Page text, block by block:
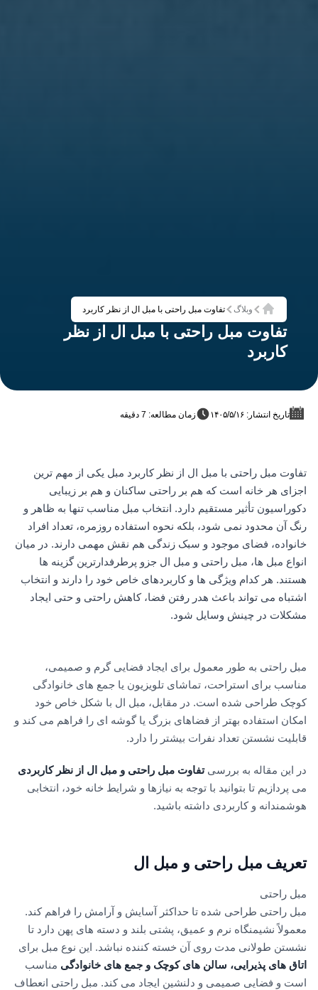
خانه
وبلاگ تفاوت مبل راحتی با مبل ال از نظر کاربرد
تفاوت مبل راحتی با مبل ال از نظر
کاربرد
تاریخ انتشار: ۱۴۰۵/۵/۱۶ زمان مطالعه: 7 دقیقه
تفاوت مبل راحتی با مبل ال از نظر کاربرد مبل یکی از مهم ترین
اجزای هر خانه است که هم بر راحتی ساکنان و هم بر زیبایی
دکوراسیون تأثیر مستقیم دارد. انتخاب مبل مناسب تنها به ظاهر و
رنگ آن محدود نمی شود، بلکه نحوه استفاده روزمره، تعداد افراد
خانواده، فضای موجود و سبک زندگی هم نقش مهمی دارند. در میان
انواع مبل ها، مبل راحتی و مبل ال جزو پرطرفدارترین گزینه ها
هستند. هر کدام ویژگی ها و کاربردهای خاص خود را دارند و انتخاب
اشتباه می تواند باعث هدر رفتن فضا، کاهش راحتی و حتی ایجاد
مشکلات در چینش وسایل شود.
مبل راحتی به طور معمول برای ایجاد فضایی گرم و صمیمی،
مناسب برای استراحت، تماشای تلویزیون یا جمع های خانوادگی
کوچک طراحی شده است. در مقابل، مبل ال با شکل خاص خود
امکان استفاده بهتر از فضاهای بزرگ یا گوشه ای را فراهم می کند و
قابلیت نشستن تعداد نفرات بیشتر را دارد.
در این مقاله به بررسیتفاوت مبل راحتی و مبل ال از نظر کاربردی
می پردازیم تا بتوانید با توجه به نیازها و شرایط خانه خود، انتخابی
هوشمندانه و کاربردی داشته باشید.
تعریف مبل راحتی و مبل ال
مبل راحتی
مبل راحتی طراحی شده تا حداکثر آسایش و آرامش را فراهم کند.
معمولاً نشیمنگاه نرم و عمیق، پشتی بلند و دسته های پهن دارد تا
نشستن طولانی مدت روی آن خسته کننده نباشد. این نوع مبل برای
اتاق های پذیرایی، سالن های کوچک و جمع های خانوادگی مناسب
است و فضایی صمیمی و دلنشین ایجاد می کند. مبل راحتی انعطاف